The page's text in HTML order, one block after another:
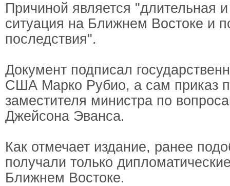
Причиной является "длительная
ситуация на Ближнем Востоке и
последствия".
Документ подписал
США Марко Рубио, а сам приказ
заместителя министра по
Джейсона Эванса.
Как отмечает издание, ранее
получали только
Ближнем Востоке.